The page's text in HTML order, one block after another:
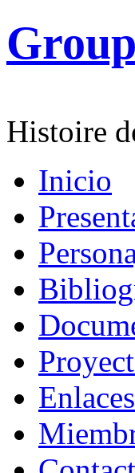
Histoire
Inicio
Enlaces